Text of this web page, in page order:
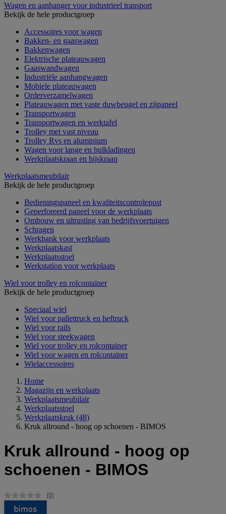
Wagen en aanhanger voor industrieel transport
Bekijk de hele productgroep
Accessoires voor wagen
Bakken- en gaaswagen
Bakkenwagen
Elektrische plateauwagen
Gaaswandwagen
Industriële aanhangwagen
Mobiele plateauwagen
Orderverzamelwagen
Plateauwagen met vaste duwbeugel en zijpaneel
Transportwagen
Transportwagen en werktafel
Trolley met vast niveau
Trolley Rvs en aluminium
Wagen voor lange en bulkladingen
Werkplaatskraan en hijskraan
Werkplaatsmeubilair
Bekijk de hele productgroep
Bedieningspaneel en kwaliteitscontrolepost
Geperforeerd paneel voor de werkplaats
Ombouw en uitrusting van bedrijfsvoertuigen
Schragen
Werkbank voor werkplaats
Werkplaatskast
Werkplaatsstoel
Werkstation voor werkplaats
Wiel voor trolley en rolcontainer
Bekijk de hele productgroep
Speciaal wiel
Wiel voor pallettruck en heftruck
Wiel voor rails
Wiel voor steekwagen
Wiel voor trolley en rolcontainer
Wiel voor wagen en rolcontainer
Wielaccessoires
Home
Magazijn en werkplaats
Werkplaatsmeubilair
Werkplaatsstoel
Werkplaatskruk (48)
Kruk allround - hoog op schoenen - BIMOS
Kruk allround - hoog op
schoenen - BIMOS
Geen
(0)